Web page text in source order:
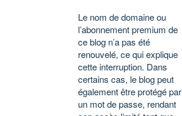
Le nom de domaine ou
l’abonnement premium de
ce blog n’a pas été
renouvelé, ce qui explique
cette interruption. Dans
certains cas, le blog peut
également être protégé par
un mot de passe, rendant